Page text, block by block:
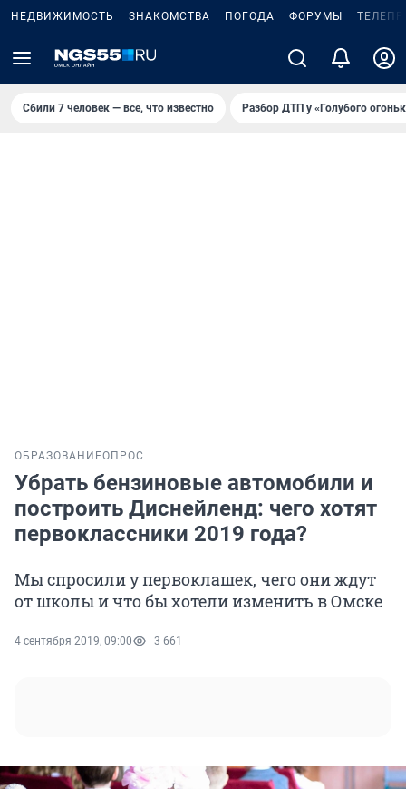
НЕДВИЖИМОСТЬ ЗНАКОМСТВА ПОГОДА ФОРУМЫ
Сбили 7 человек — все, что известно Разбор ДТП у «Голубого
ОБРАЗОВАНИЕОПРОС
Убрать бензиновые автомобили и
построить Диснейленд: чего хотят
первоклассники 2019 года?
Мы спросили у первоклашек, чего они ждут
от школы и что бы хотели изменить в Омске
4 сентября 2019, 09:00 3 661